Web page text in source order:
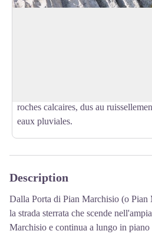
roches calcaires, dus au
eaux pluviales.
Description
Dalla Porta di Pian Marchisio (o Pian
la strada sterrata che scende
Marchisio e continua a lungo in